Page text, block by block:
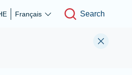
Français Search